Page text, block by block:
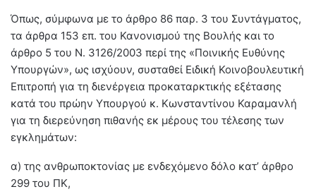
Όπως, σύμφωνα με το άρθρο 86 παρ. 3 του Συντάγματος,
τα άρθρα 153 επ. του Κανονισμού της Βουλής και το
άρθρο 5 του Ν. 3126/2003 περί της «Ποινικής Ευθύνης
Υπουργών», ως ισχύουν, συσταθεί Ειδική Κοινοβουλευτική
Επιτροπή για τη διενέργεια προκαταρκτικής εξέτασης
κατά του πρώην Υπουργού κ. Κωνσταντίνου Καραμανλή
για τη διερεύνηση πιθανής εκ μέρους του τέλεσης των
εγκλημάτων:
α) της ανθρωποκτονίας με ενδεχόμενο δόλο κατ’ άρθρο
299 του ΠΚ,